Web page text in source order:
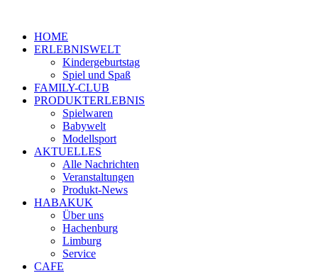
HOME
ERLEBNISWELT
Kindergeburtstag
Spiel und Spaß
FAMILY-CLUB
PRODUKTERLEBNIS
Spielwaren
Babywelt
Modellsport
AKTUELLES
Alle Nachrichten
Veranstaltungen
Produkt-News
HABAKUK
Über uns
Hachenburg
Limburg
Service
CAFE